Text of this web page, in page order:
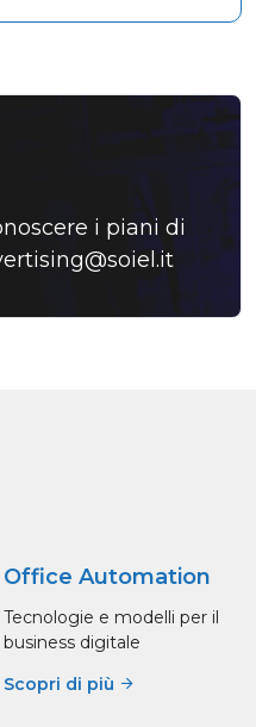
i piani di
Office Automation
Tecnologie e modelli per il
business digitale
Scopri di più